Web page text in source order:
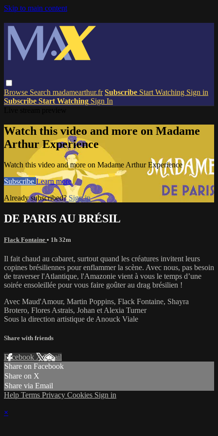
Skip to main content
Browse Search madamearthur.fr Subscribe Start Watching Sign in
Subscribe Start Watching Sign In
Watch this video and more on Madame
Arthur Experience
Watch this video and more on Madame Arthur Experience
Subscribe Learn more
Already subscribed?Sign in
DE PARIS AU BRÉSIL
Flack Fontaine • 1h 32m
Il fait chaud au cabaret, surtout quand les créatures invitent leurs
copines brésiliennes pour enflammer la scène. Avec nous, pas besoin
de traverser l'Atlantique, l'Amazonie vient à vous le temps d’une
soirée ensoleillée pour vous faire goûter au drag brésilien !
Avec Maud'Amour, Martin Poppins, Flack Fontaine, Shayra
Brotero, Flores Astrais, Johan et Alexia Turner
Sous la direction artistique de Anouck Viale
Share with friends
Facebook XEmail
Share on Facebook
Share on X
Share via Email
Help Terms Privacy Cookies Sign in
×